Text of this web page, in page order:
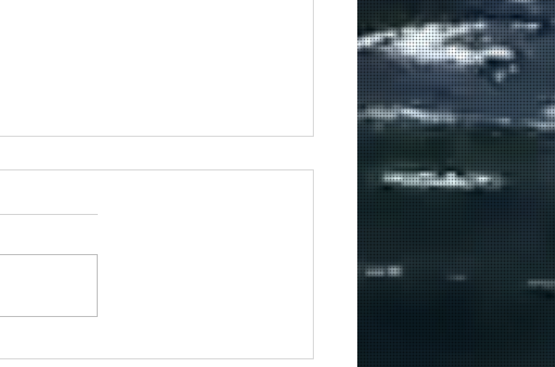
🍔 Wie schuift er mee aan
lekkere hamburger, vleesjes